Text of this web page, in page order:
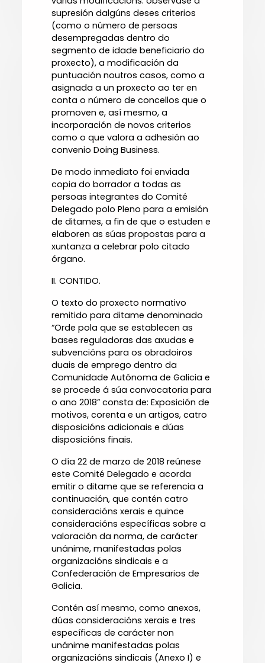
supresión dalgúns deses criterios
(como o número de persoas
desempregadas dentro do
segmento de idade beneficiario do
proxecto), a modificación da
puntuación noutros casos, como a
asignada a un proxecto ao ter en
conta o número de concellos que o
promoven e, así mesmo, a
incorporación de novos criterios
como o que valora a adhesión ao
convenio Doing Business.
De modo inmediato foi enviada
copia do borrador a todas as
persoas integrantes do Comité
Delegado polo Pleno para a emisión
de ditames, a fin de que o estuden e
elaboren as súas propostas para a
xuntanza a celebrar polo citado
órgano.
II. CONTIDO.
O texto do proxecto normativo
remitido para ditame denominado
“Orde pola que se establecen as
bases reguladoras das axudas e
subvencións para os obradoiros
duais de emprego dentro da
Comunidade Autónoma de Galicia e
se procede á súa convocatoria para
o ano 2018” consta de: Exposición de
motivos, corenta e un artigos, catro
disposicións adicionais e dúas
disposicións finais.
O día 22 de marzo de 2018 reúnese
este Comité Delegado e acorda
emitir o ditame que se referencia a
continuación, que contén catro
consideracións xerais e quince
consideracións específicas sobre a
valoración da norma, de carácter
unánime, manifestadas polas
organizacións sindicais e a
Confederación de Empresarios de
Galicia.
Contén así mesmo, como anexos,
dúas consideracións xerais e tres
específicas de carácter non
unánime manifestadas polas
organizacións sindicais (Anexo I) e